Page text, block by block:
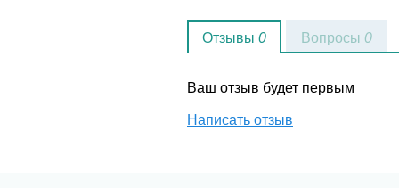
Отзывы 0
Ваш отзыв будет первым
Написать отзыв
Вопросы 0